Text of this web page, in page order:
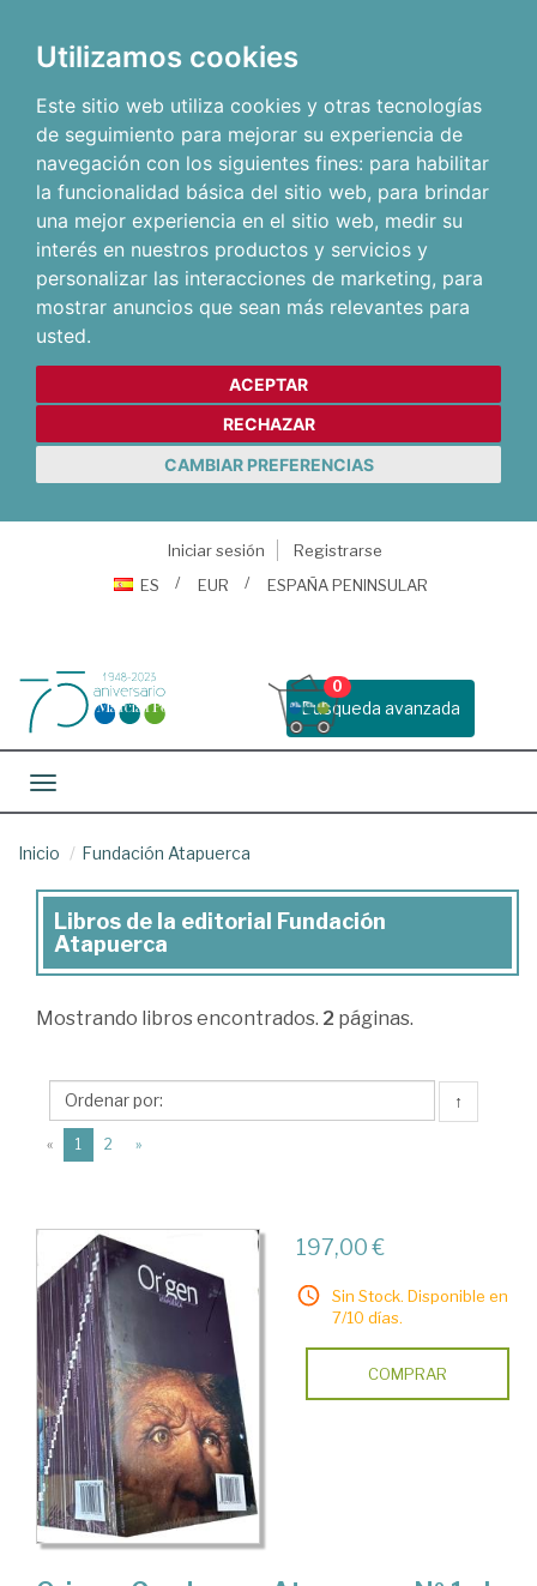
Utilizamos cookies
Este sitio web utiliza cookies y otras tecnologías
de seguimiento para mejorar su experiencia de
navegación con los siguientes fines: para habilitar
la funcionalidad básica del sitio web, para brindar
una mejor experiencia en el sitio web, medir su
interés en nuestros productos y servicios y
personalizar las interacciones de marketing, para
mostrar anuncios que sean más relevantes para
usted.
ACEPTAR
RECHAZAR
CAMBIAR PREFERENCIAS
Iniciar sesión
Registrarse
ES
EUR ESPAÑA PENINSULAR
Busqueda avanzada
0
Toggle navigation
Inicio Fundación Atapuerca
Libros
de
la
Fundación
Atapuerca
Libros de la editorial Fundación
Atapuerca
Mostrando libros encontrados. 2 páginas.
↑
« 1 (current)
2 »
197,00 €
Sin Stock. Disponible en
7/10 días.
COMPRAR